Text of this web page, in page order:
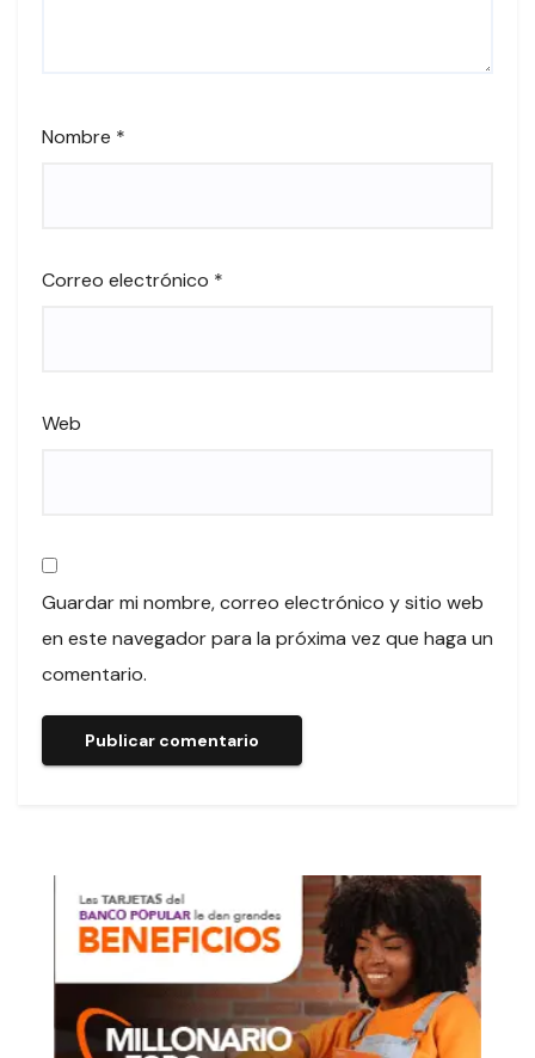
Nombre *
Correo electrónico *
Web
Guardar mi nombre, correo electrónico y sitio web
en este navegador para la próxima vez que haga un
comentario.